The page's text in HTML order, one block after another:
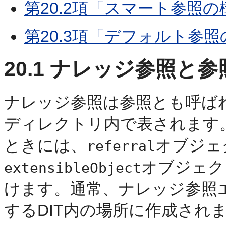
第20.2項「スマート参照の
第20.3項「デフォルト参照
20.1 ナレッジ参照と参
ナレッジ参照は参照とも呼
ディレクトリ内で表されま
ときには、
referralオブジ
extensibleObjectオブジェ
けます。通常、ナレッジ参
するDIT内の場所に作成され